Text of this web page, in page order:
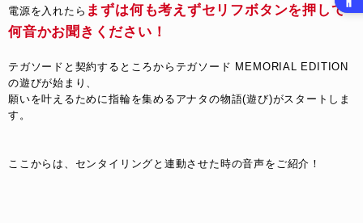
電源を入れたら まずは何も考えずセリフボタンを押して
何音かお聞きください！
テガソードと契約するところからテガソード MEMORIAL EDITION
の遊びが始まり、
願いを叶えるために指輪を集めるアナタの物語(遊び)がスタートしま
す。
ここからは、センタイリングと連動させた時の音声をご紹介！